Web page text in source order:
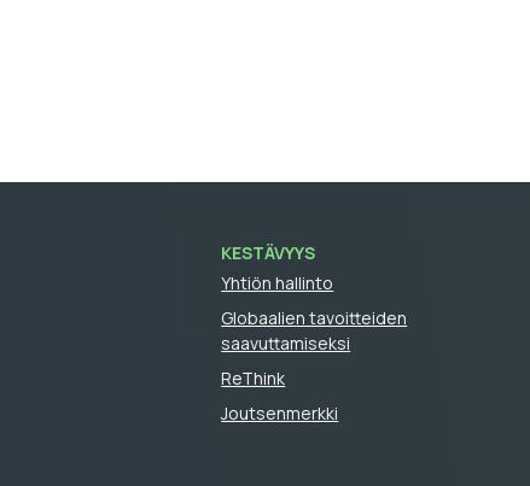
KESTÄVYYS
Yhtiön hallinto
Globaalien tavoitteiden
saavuttamiseksi
ReThink
Joutsenmerkki